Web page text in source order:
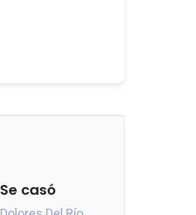
Se casó